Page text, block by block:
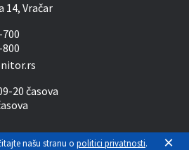
14, Vračar
20 časova
pinterestinstagram
youtube
našu stranu o politici privatnosti. ×